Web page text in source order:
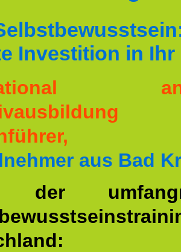
Investition in Ihr
aus Bad
der